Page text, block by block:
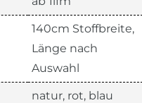
140cm Stoffbreite,
Länge nach
Auswahl
natur, rot, blau